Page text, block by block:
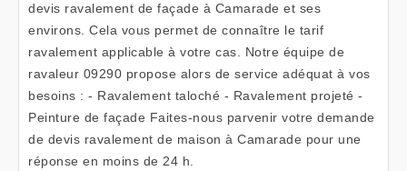
devis ravalement de façade à Camarade et ses
environs. Cela vous permet de connaître le tarif
ravalement applicable à votre cas. Notre équipe de
ravaleur 09290 propose alors de service adéquat à vos
besoins : - Ravalement taloché - Ravalement projeté -
Peinture de façade Faites-nous parvenir votre demande
de devis ravalement de maison à Camarade pour une
réponse en moins de 24 h.